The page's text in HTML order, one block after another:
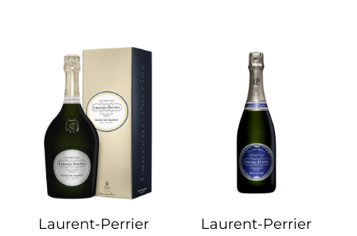
Laurent-Perrier Laurent-Perrier